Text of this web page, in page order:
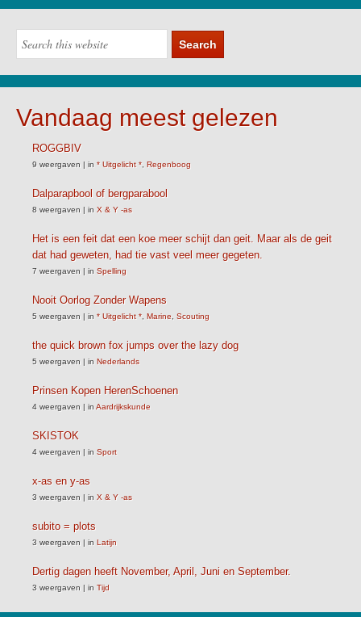
Vandaag meest gelezen
ROGGBIV
9 weergaven | in * Uitgelicht * Regenboog
Dalparapbool of bergparabool
8 weergaven | in X & Y -as
Het is een feit dat een koe meer schijt dan geit. Maar als de geit
dat had geweten, had tie vast veel meer gegeten.
7 weergaven | in Spelling
Nooit Oorlog Zonder Wapens
5 weergaven | in * Uitgelicht * Marine Scouting
the quick brown fox jumps over the lazy dog
5 weergaven | in Nederlands
Prinsen Kopen HerenSchoenen
4 weergaven | in Aardrijkskunde
SKISTOK
4 weergaven | in Sport
x-as en y-as
3 weergaven | in X & Y -as
subito = plots
3 weergaven | in Latijn
Dertig dagen heeft November, April, Juni en September.
3 weergaven | in Tijd